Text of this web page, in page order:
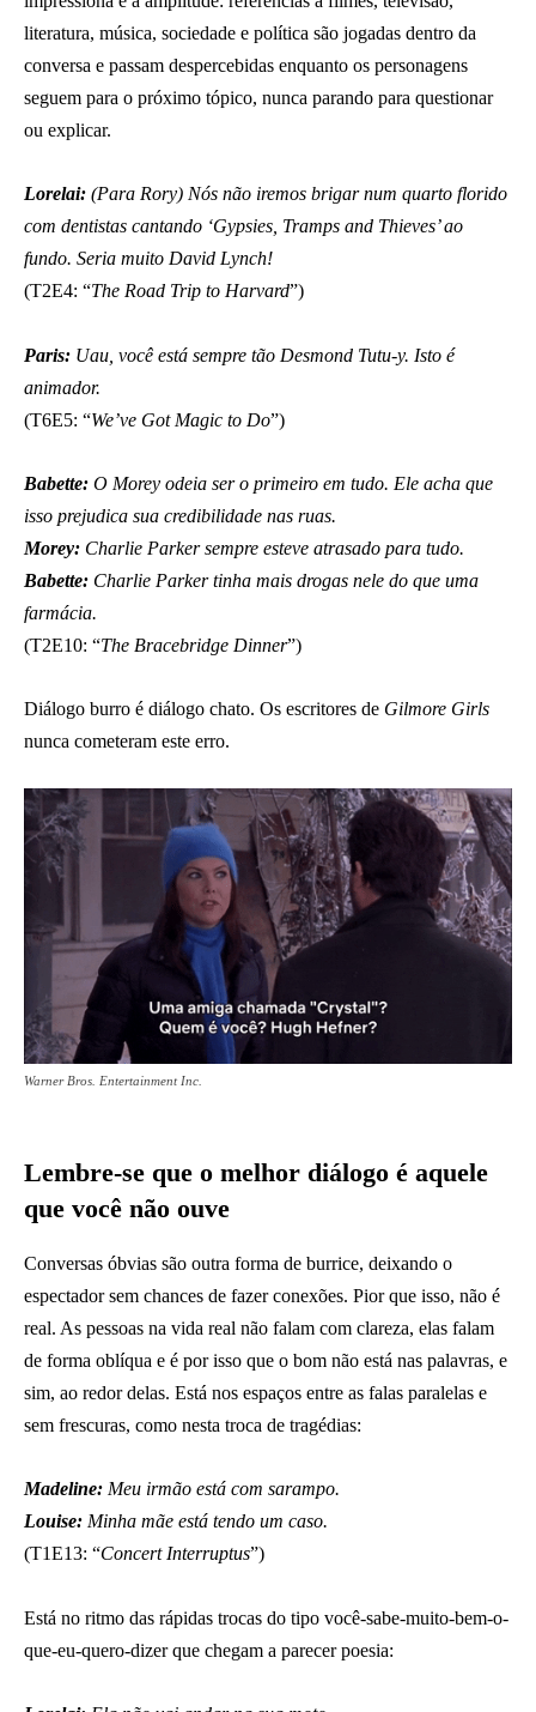
literatura, música, sociedade e política são jogadas dentro da
conversa e passam despercebidas enquanto os personagens
seguem para o próximo tópico, nunca parando para questionar
ou explicar.
Lorelai: (Para Rory) Nós não iremos brigar num quarto florido
com dentistas cantando ‘Gypsies, Tramps and Thieves’ ao
fundo. Seria muito David Lynch!
(T2E4: “The Road Trip to Harvard”)
Paris: Uau, você está sempre tão Desmond Tutu-y. Isto é
animador.
(T6E5: “We’ve Got Magic to Do”)
Babette: O Morey odeia ser o primeiro em tudo. Ele acha que
isso prejudica sua credibilidade nas ruas.
Morey: Charlie Parker sempre esteve atrasado para tudo.
Babette: Charlie Parker tinha mais drogas nele do que uma
farmácia.
(T2E10: “The Bracebridge Dinner”)
Diálogo burro é diálogo chato. Os escritores de Gilmore Girls
nunca cometeram este erro.
Warner Bros. Entertainment Inc.
Lembre-se que o melhor diálogo é aquele
que você não ouve
Conversas óbvias são outra forma de burrice, deixando o
espectador sem chances de fazer conexões. Pior que isso, não é
real. As pessoas na vida real não falam com clareza, elas falam
de forma oblíqua e é por isso que o bom não está nas palavras, e
sim, ao redor delas. Está nos espaços entre as falas paralelas e
sem frescuras, como nesta troca de tragédias:
Madeline: Meu irmão está com sarampo.
Louise: Minha mãe está tendo um caso.
(T1E13: “Concert Interruptus”)
Está no ritmo das rápidas trocas do tipo você-sabe-muito-bem-o-
que-eu-quero-dizer que chegam a parecer poesia: